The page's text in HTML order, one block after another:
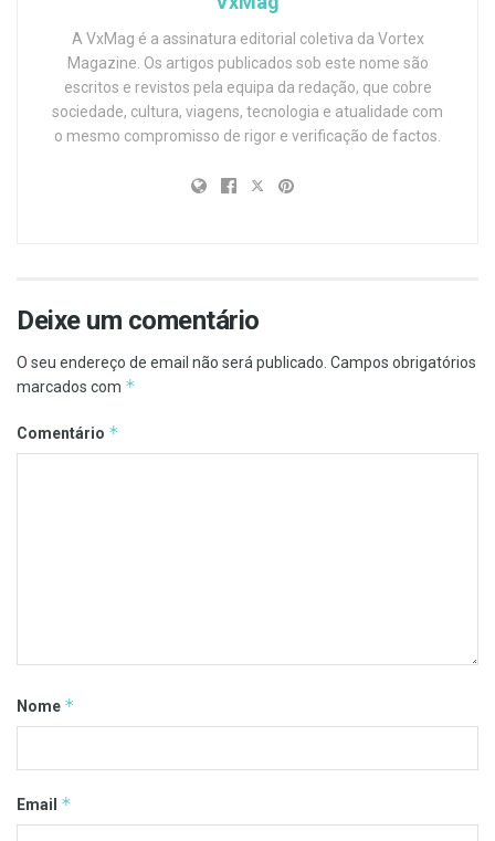
A VxMag é a assinatura editorial coletiva da Vortex
Magazine. Os artigos publicados sob este nome são
escritos e revistos pela equipa da redação, que cobre
sociedade, cultura, viagens, tecnologia e atualidade com
o mesmo compromisso de rigor e verificação de factos.
Deixe um comentário
O seu endereço de email não será publicado. Campos obrigatórios
marcados com *
Comentário *
Nome *
Email *